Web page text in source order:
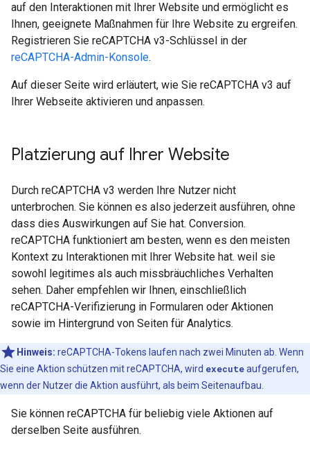
auf den Interaktionen mit Ihrer Website und ermöglicht es
Ihnen, geeignete Maßnahmen für Ihre Website zu ergreifen.
Registrieren Sie reCAPTCHA v3-Schlüssel in der
reCAPTCHA-Admin-Konsole.
Auf dieser Seite wird erläutert, wie Sie reCAPTCHA v3 auf
Ihrer Webseite aktivieren und anpassen.
Platzierung auf Ihrer Website
Durch reCAPTCHA v3 werden Ihre Nutzer nicht
unterbrochen. Sie können es also jederzeit ausführen, ohne
dass dies Auswirkungen auf Sie hat. Conversion.
reCAPTCHA funktioniert am besten, wenn es den meisten
Kontext zu Interaktionen mit Ihrer Website hat. weil sie
sowohl legitimes als auch missbräuchliches Verhalten
sehen. Daher empfehlen wir Ihnen, einschließlich
reCAPTCHA-Verifizierung in Formularen oder Aktionen
sowie im Hintergrund von Seiten für Analytics.
Hinweis: reCAPTCHA-Tokens laufen nach zwei Minuten ab. Wenn
Sie eine Aktion schützen mit reCAPTCHA, wird executeaufgerufen,
wenn der Nutzer die Aktion ausführt, als beim Seitenaufbau.
Sie können reCAPTCHA für beliebig viele Aktionen auf
derselben Seite ausführen.